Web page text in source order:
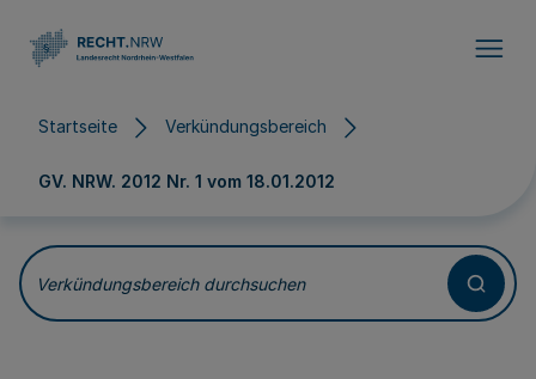
Startseite Verkündungsbereich
GV. NRW. 2012 Nr. 1 vom 18.01.2012
Verkündungsbereich durchsuchen